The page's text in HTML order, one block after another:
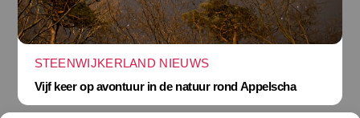
STEENWIJKERLAND NIEUWS
Vijf keer op avontuur in de natuur rond Appelscha